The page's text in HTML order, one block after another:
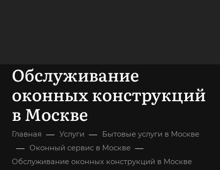
Обслуживание
оконных конструкций
в Москве
Главная — Услуги — Бытовые услуги в Москве
— Оконный сервис в Москве —
Обслуживание оконных конструкций в Москве